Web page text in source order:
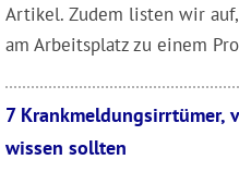
Artikel. Zudem listen wir
am Arbeitsplatz zu einem
7 Krank­meldungsirrtümer,
wissen sollten